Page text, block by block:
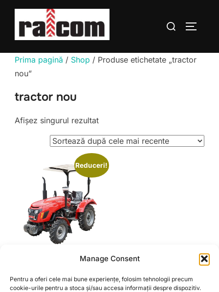
Manage Consent
Pentru a oferi cele mai bune experiențe, folosim tehnologii precum
cookie-urile pentru a stoca și/sau accesa informații despre dispozitiv.
conținut
Caută
Prima pagină / Shop / Produse etichetate „tractor
nou”
tractor nou
Afișez singurul rezultat
Reduceri!
Tractor 25CP 4×4, rosu
cu semicabina Konig
244 FARA CIV